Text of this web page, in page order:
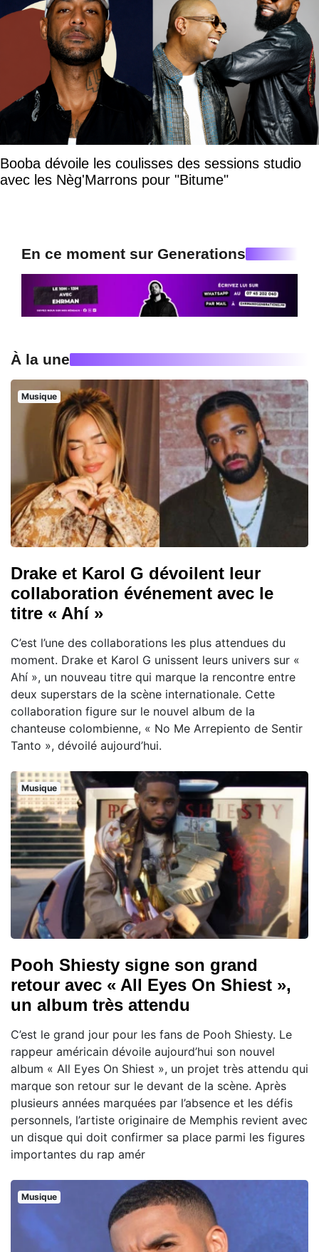
Booba dévoile les coulisses des sessions studio
avec les Nèg'Marrons pour "Bitume"
En ce moment sur Generations
À la une
Musique
Drake et Karol G dévoilent leur
collaboration événement avec le
titre « Ahí »
C’est l’une des collaborations les plus attendues du
moment. Drake et Karol G unissent leurs univers sur «
Ahí », un nouveau titre qui marque la rencontre entre
deux superstars de la scène internationale. Cette
collaboration figure sur le nouvel album de la
chanteuse colombienne, « No Me Arrepiento de Sentir
Tanto », dévoilé aujourd’hui.
Musique
Pooh Shiesty signe son grand
retour avec « All Eyes On Shiest »,
un album très attendu
C’est le grand jour pour les fans de Pooh Shiesty. Le
rappeur américain dévoile aujourd’hui son nouvel
album « All Eyes On Shiest », un projet très attendu qui
marque son retour sur le devant de la scène. Après
plusieurs années marquées par l’absence et les défis
personnels, l’artiste originaire de Memphis revient avec
un disque qui doit confirmer sa place parmi les figures
importantes du rap amér
Musique